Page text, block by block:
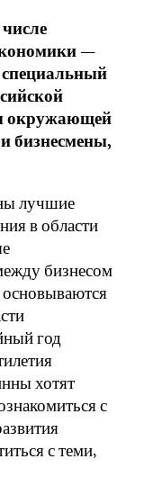
—
окружающей
бизнесмены,
лучшие
в области
бизнесом
год
хотят
с
с теми,